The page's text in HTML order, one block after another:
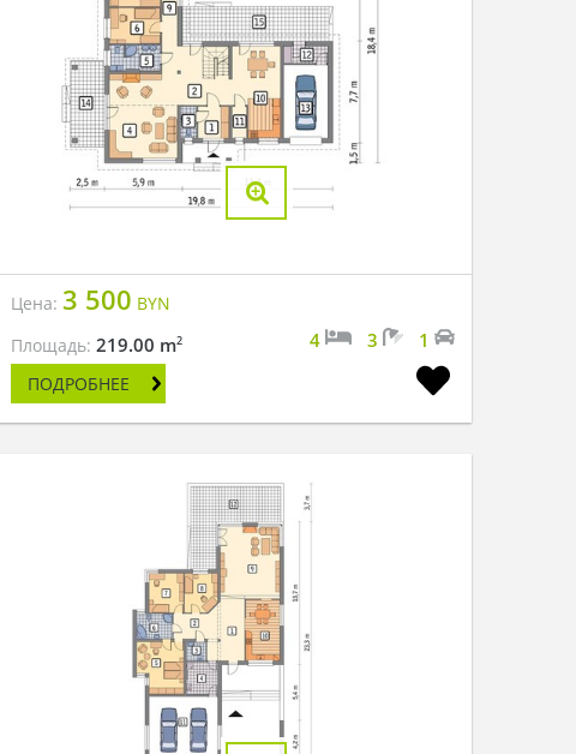
Цена: 3 500 BYN
Площадь:219.00 m2 4 3 1
ПОДРОБНЕЕ